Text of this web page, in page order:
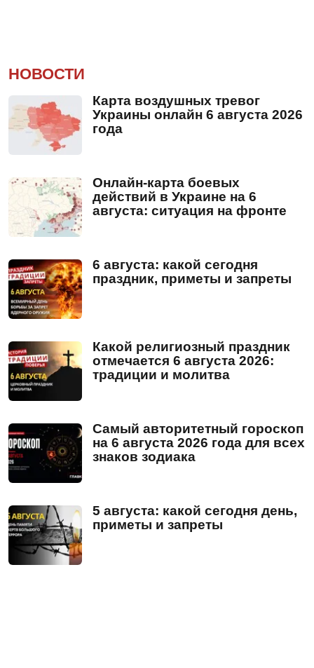
НОВОСТИ
Карта воздушных тревог
Украины онлайн 6 августа 2026
года
Онлайн-карта боевых
действий в Украине на 6
августа: ситуация на фронте
6 августа: какой сегодня
праздник, приметы и запреты
Какой религиозный праздник
отмечается 6 августа 2026:
традиции и молитва
Самый авторитетный гороскоп
на 6 августа 2026 года для всех
знаков зодиака
5 августа: какой сегодня день,
приметы и запреты